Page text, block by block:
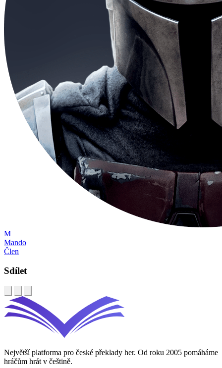
M
Mando
Člen
Sdílet
Největší platforma pro české překlady her. Od roku 2005 pomáháme
hráčům hrát v češtině.